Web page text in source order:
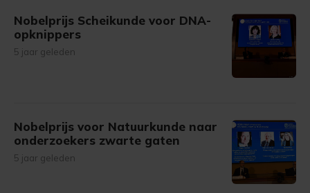
Nobelprijs Scheikunde voor DNA-
opknippers
5 jaar geleden
Nobelprijs voor Natuurkunde naar
onderzoekers zwarte gaten
5 jaar geleden